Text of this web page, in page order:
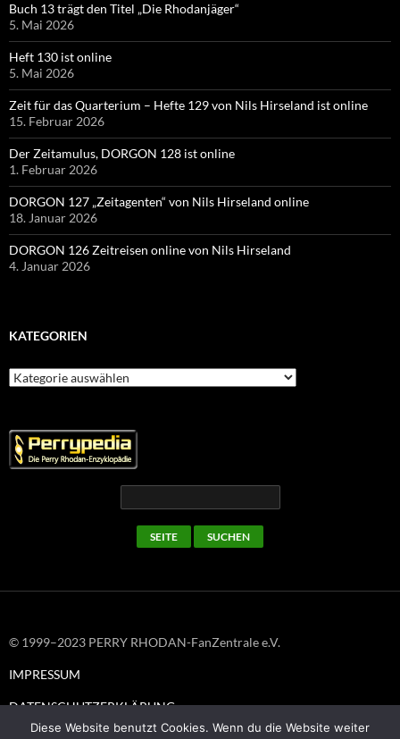
Buch 13 trägt den Titel „Die Rhodanjäger“
5. Mai 2026
Heft 130 ist online
5. Mai 2026
Zeit für das Quarterium – Hefte 129 von Nils Hirseland ist online
15. Februar 2026
Der Zeitamulus, DORGON 128 ist online
1. Februar 2026
DORGON 127 „Zeitagenten“ von Nils Hirseland online
18. Januar 2026
DORGON 126 Zeitreisen online von Nils Hirseland
4. Januar 2026
KATEGORIEN
Kategorien
© 1999–2023 PERRY RHODAN-FanZentrale e.V.
IMPRESSUM
DATENSCHUTZERKLÄRUNG
Diese Website benutzt Cookies. Wenn du die Website weiter